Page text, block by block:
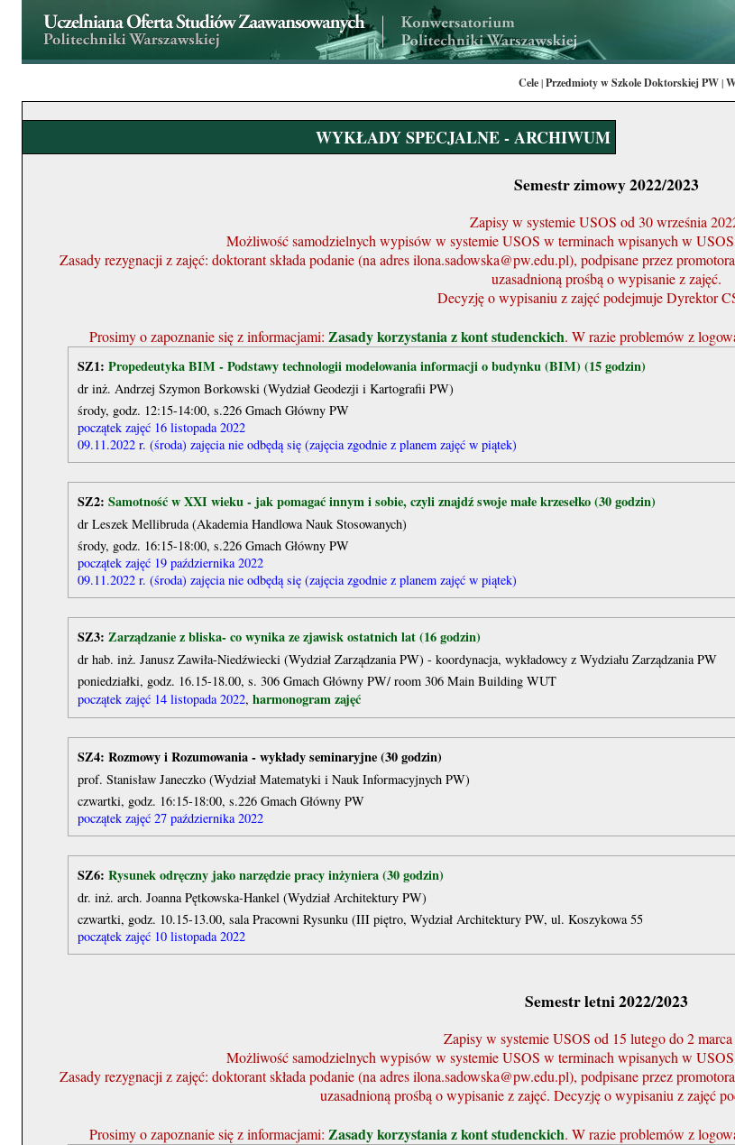
Cele|Przedmioty w Szkole Doktorskiej PW|
WYKŁADY SPECJALNE - ARCHIWUM
Semestr zimowy 2022/2023
Zapisy w systemie USOS od 30 września
Możliwość samodzielnych wypisów w systemie USOS w terminach wpisanych w
Zasady rezygnacji z zajęć: doktorant składa podanie (na adres ilona.sadowska@pw.edu.pl), podpisane przez
uzasadnioną prośbą o wypisanie z zajęć.
Decyzję o wypisaniu z zajęć podejmuje Dyrektor
Prosimy o zapoznanie się z informacjami: Zasady korzystania z kont studenckich. W razie problemów z
SZ1: Propedeutyka BIM - Podstawy technologii modelowania informacji o budynku (BIM) (15 godzin)
dr inż. Andrzej Szymon Borkowski (Wydział Geodezji i Kartografii PW)
środy, godz. 12:15-14:00, s.226 Gmach Główny PW
początek zajęć 16 listopada 2022
09.11.2022 r. (środa) zajęcia nie odbędą się (zajęcia zgodnie z planem zajęć w piątek)
SZ2: Samotność w XXI wieku - jak pomagać innym i sobie, czyli znajdź swoje małe krzesełko (30 godzin)
dr Leszek Mellibruda (Akademia Handlowa Nauk Stosowanych)
środy, godz. 16:15-18:00, s.226 Gmach Główny PW
początek zajęć 19 października 2022
09.11.2022 r. (środa) zajęcia nie odbędą się (zajęcia zgodnie z planem zajęć w piątek)
SZ3: Zarządzanie z bliska- co wynika ze zjawisk ostatnich lat (16 godzin)
dr hab. inż. Janusz Zawiła-Niedźwiecki (Wydział Zarządzania PW) - koordynacja, wykładowcy z Wydziału Zarządzania PW
poniedziałki, godz. 16.15-18.00, s. 306 Gmach Główny PW/ room 306 Main Building WUT
początek zajęć 14 listopada 2022, harmonogram zajęć
SZ4: Rozmowy i Rozumowania - wykłady seminaryjne (30 godzin)
prof. Stanisław Janeczko (Wydział Matematyki i Nauk Informacyjnych PW)
czwartki, godz. 16:15-18:00, s.226 Gmach Główny PW
początek zajęć 27 października 2022
SZ6: Rysunek odręczny jako narzędzie pracy inżyniera (30 godzin)
dr. inż. arch. Joanna Pętkowska-Hankel (Wydział Architektury PW)
czwartki, godz. 10.15-13.00, sala Pracowni Rysunku (III piętro, Wydział Architektury PW, ul. Koszykowa 55
początek zajęć 10 listopada 2022
Semestr letni 2022/2023
Zapisy w systemie USOS od 15 lutego do 2
Możliwość samodzielnych wypisów w systemie USOS w terminach wpisanych w
Zasady rezygnacji z zajęć: doktorant składa podanie (na adres ilona.sadowska@pw.edu.pl), podpisane przez
uzasadnioną prośbą o wypisanie z zajęć. Decyzję o wypisaniu z zajęć
Prosimy o zapoznanie się z informacjami: Zasady korzystania z kont studenckich. W razie problemów z